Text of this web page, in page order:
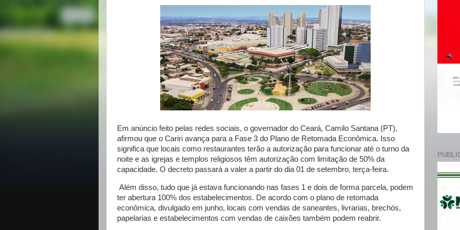
Em anúncio feito pelas redes sociais, o governador do Ceará, Camilo Santana (PT),
afirmou que o Cariri avança para a Fase 3 do Plano de Retomada Econômica. Isso
significa que locais como restaurantes terão a autorização para funcionar até o turno da
noite e as igrejas e templos religiosos têm autorização com limitação de 50% da
capacidade. O decreto passará a valer a partir do dia 01 de setembro, terça-feira.
Além disso, tudo que já estava funcionando nas fases 1 e dois de forma parcela, podem
ter abertura 100% dos estabelecimentos. De acordo com o plano de retomada
econômica, divulgado em junho, locais com vendas de saneantes, livrarias, brechós,
papelarias e estabelecimentos com vendas de caixões também podem reabrir.